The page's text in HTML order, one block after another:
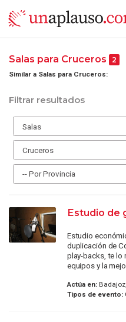
Salas para Cruceros 2
Similar a Salas para Cruceros:
Filtrar resultados
Estudio de
Estudio
duplicación de
play-backs, te lo
equipos y la
Actúa en:
Tipos de evento: